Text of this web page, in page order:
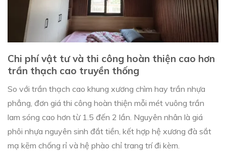
Chi phí vật tư và thi công hoàn thiện cao hơn
trần thạch cao truyền thống
So với trần thạch cao khung xương chìm hay trần nhựa
phẳng, đơn giá thi công hoàn thiện mỗi mét vuông trần
lam sóng cao hơn từ 1.5 đến 2 lần. Nguyên nhân là giá
phôi nhựa nguyên sinh đắt tiền, kết hợp hệ xương đà sắt
mạ kẽm chống rỉ và hệ phào chỉ trang trí đi kèm.